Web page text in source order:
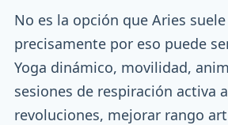
No es la opción que Aries
precisamente por eso puede
Yoga dinámico, movilidad,
sesiones de respiración activa
revoluciones, mejorar rango